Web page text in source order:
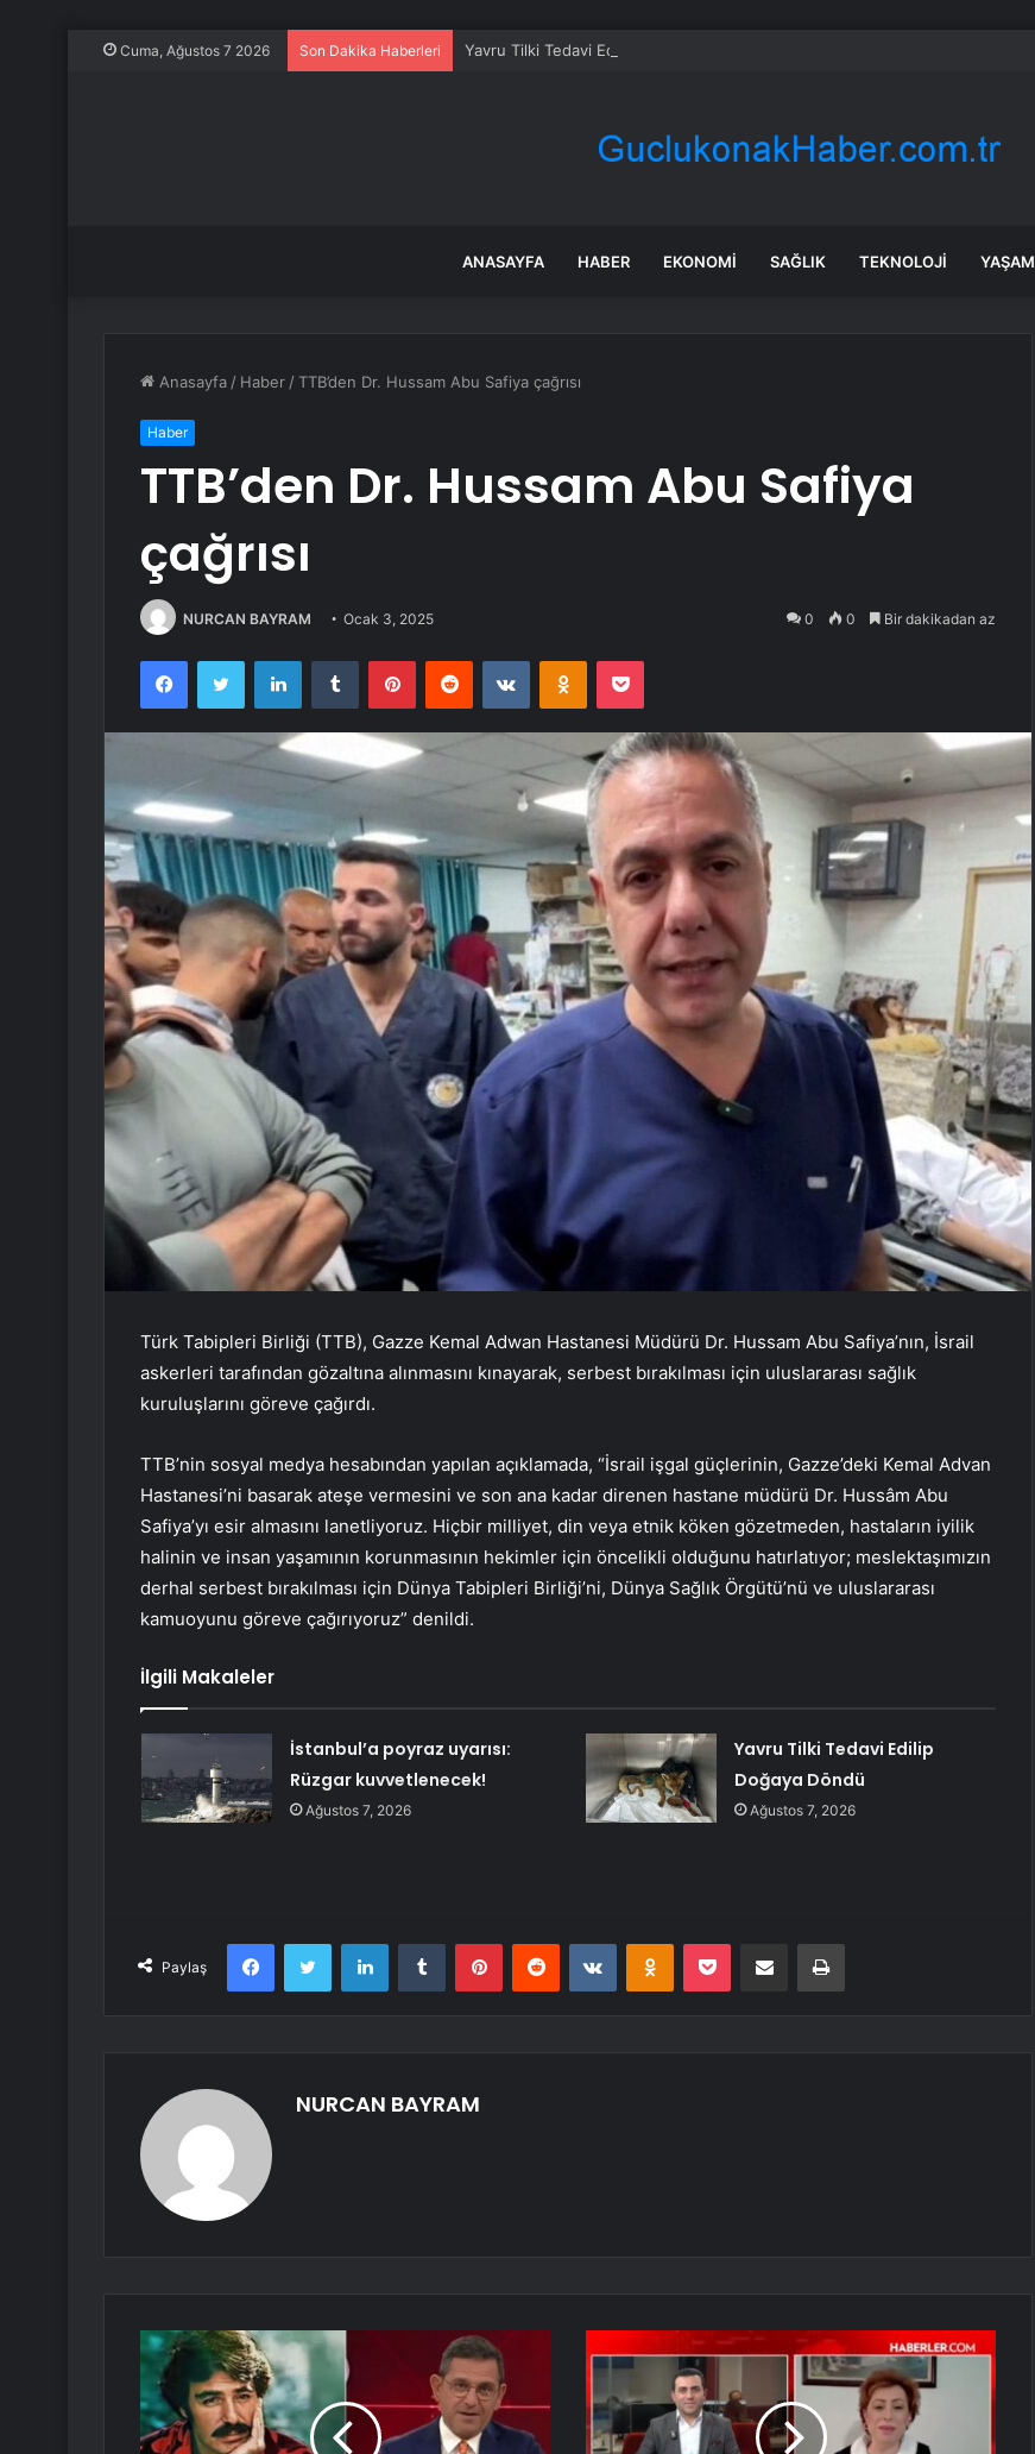
Cuma, Ağustos 7 2026 Son Dakika Haberleri Yavru Tilki Tedavi Edilip Doğaya Döndü
ANASAYFA HABER EKONOMI SAĞLIK TEKNOLOJI YAŞAM
Anasayfa / Haber /TTB’den Dr. Hussam Abu Safiya çağrısı
Haber
TTB’den Dr. Hussam Abu Safiya
çağrısı
NURCAN BAYRAM Ocak 3, 2025 0 0 Bir dakikadan az
FacebookTwitter LinkedInTumblr PinterestReddit VKontakteOdnoklassniki
Pocket
Türk Tabipleri Birliği (TTB), Gazze Kemal Adwan Hastanesi Müdürü Dr. Hussam Abu Safiya’nın, İsrail
askerleri tarafından gözaltına alınmasını kınayarak, serbest bırakılması için uluslararası sağlık
kuruluşlarını göreve çağırdı.
TTB’nin sosyal medya hesabından yapılan açıklamada, “İsrail işgal güçlerinin, Gazze’deki Kemal Advan
Hastanesi’ni basarak ateşe vermesini ve son ana kadar direnen hastane müdürü Dr. Hussâm Abu
Safiya’yı esir almasını lanetliyoruz. Hiçbir milliyet, din veya etnik köken gözetmeden, hastaların iyilik
halinin ve insan yaşamının korunmasının hekimler için öncelikli olduğunu hatırlatıyor; meslektaşımızın
derhal serbest bırakılması için Dünya Tabipleri Birliği’ni, Dünya Sağlık Örgütü’nü ve uluslararası
kamuoyunu göreve çağırıyoruz” denildi.
İlgili Makaleler
İstanbul’a poyraz uyarısı:
Rüzgar kuvvetlenecek!
Ağustos 7, 2026
Yavru Tilki Tedavi Edilip
Doğaya Döndü
Ağustos 7, 2026
Paylaş
FacebookTwitter LinkedInTumblr PinterestReddit VKontakteOdnoklassniki
Pocket E-Posta ile paylaş Yazdır
NURCAN BAYRAM